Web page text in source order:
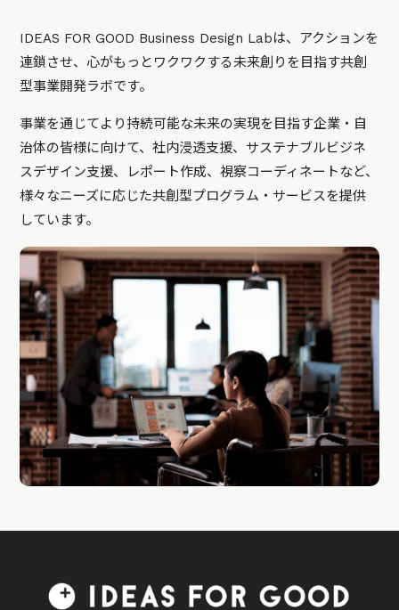
IDEAS FOR GOOD Business Design Labは、アクションを
連鎖させ、心がもっとワクワクする未来創りを目指す共創
型事業開発ラボです。
事業を通じてより持続可能な未来の実現を目指す企業・自
治体の皆様に向けて、社内浸透支援、サステナブルビジネ
スデザイン支援、レポート作成、視察コーディネートなど、
様々なニーズに応じた共創型プログラム・サービスを提供
しています。